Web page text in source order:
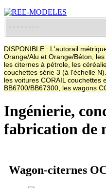
DISPONIBLE : L'autorail
Orange/Alu et Orange/Béton,
les citernes à pétrole, les
couchettes série 3 (à l'échelle
les voitures CORAIL couchettes
BB6700/BB67300, les wagons
Ingénierie,
fabrication de
Wagon-citernes